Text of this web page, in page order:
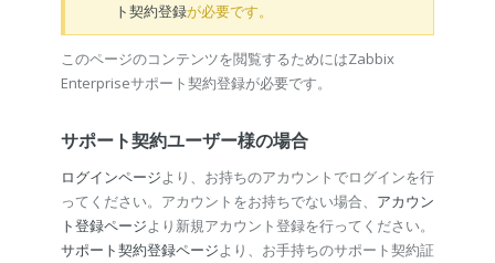
ト契約登録が必要です。
このページのコンテンツを閲覧するためにはZabbix
Enterpriseサポート契約登録が必要です。
サポート契約ユーザー様の場合
ログインページより、お持ちのアカウントでログインを行
ってください。アカウントをお持ちでない場合、 アカウン
ト登録ページより新規アカウント登録を行ってください。
サポート契約登録ページより、お手持ちのサポート契約証